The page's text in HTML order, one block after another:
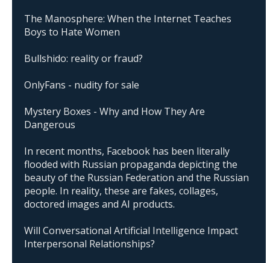
The Manosphere: When the Internet Teaches
Boys to Hate Women
Bullshido: reality or fraud?
OnlyFans - nudity for sale
Mystery Boxes - Why and How They Are
Dangerous
In recent months, Facebook has been literally
flooded with Russian propaganda depicting the
beauty of the Russian Federation and the Russian
people. In reality, these are fakes, collages,
doctored images and AI products.
Will Conversational Artificial Intelligence Impact
Interpersonal Relationships?